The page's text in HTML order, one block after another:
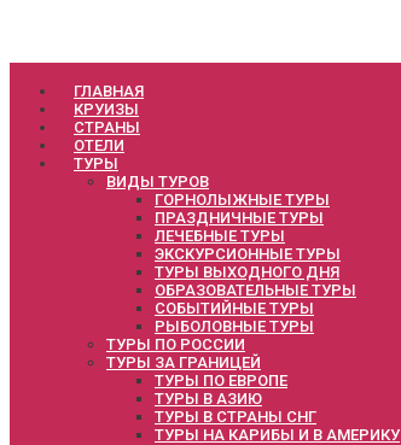
ГЛАВНАЯ
КРУИЗЫ
СТРАНЫ
ОТЕЛИ
ТУРЫ
ВИДЫ ТУРОВ
ГОРНОЛЫЖНЫЕ ТУРЫ
ПРАЗДНИЧНЫЕ ТУРЫ
ЛЕЧЕБНЫЕ ТУРЫ
ЭКСКУРСИОННЫЕ ТУРЫ
ТУРЫ ВЫХОДНОГО ДНЯ
ОБРАЗОВАТЕЛЬНЫЕ ТУРЫ
СОБЫТИЙНЫЕ ТУРЫ
РЫБОЛОВНЫЕ ТУРЫ
ТУРЫ ПО РОССИИ
ТУРЫ ЗА ГРАНИЦЕЙ
ТУРЫ ПО ЕВРОПЕ
ТУРЫ В АЗИЮ
ТУРЫ В СТРАНЫ СНГ
ТУРЫ НА КАРИБЫ И В АМЕРИКУ